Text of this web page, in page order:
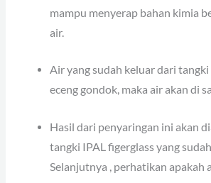
mampu menyerap bahan kimia
air.
Air yang sudah keluar dari
eceng gondok, maka air akan di
Hasil dari penyaringan ini akan
tangki IPAL figerglass yang
Selanjutnya , perhatikan apakah